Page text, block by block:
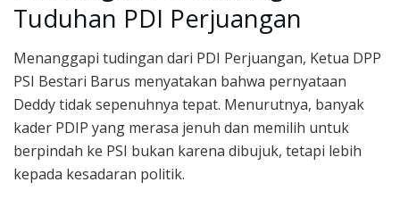
Tuduhan PDI Perjuangan
Menanggapi tudingan dari PDI Perjuangan, Ketua DPP
PSI Bestari Barus menyatakan bahwa pernyataan
Deddy tidak sepenuhnya tepat. Menurutnya, banyak
kader PDIP yang merasa jenuh dan memilih untuk
berpindah ke PSI bukan karena dibujuk, tetapi lebih
kepada kesadaran politik.